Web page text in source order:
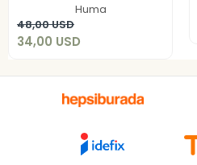
Huma
48,00 USD
34,00 USD
Add to cart